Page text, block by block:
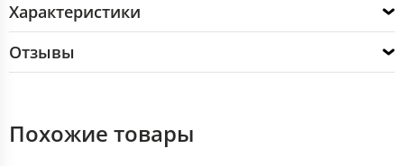
Характеристики
Отзывы
Похожие товары